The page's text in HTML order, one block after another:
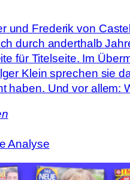
und Frederik von
durch anderthalb
für Titelseite. Im
Klein sprechen sie
haben. Und vor allem:
Analyse